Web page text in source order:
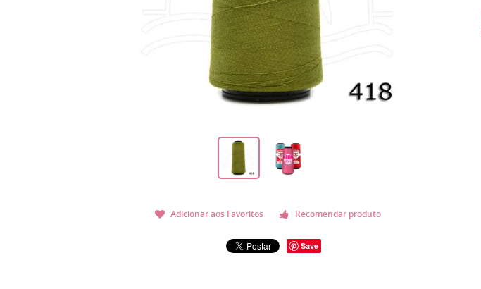
Adicionar aos Favoritos Recomendar produto
Save